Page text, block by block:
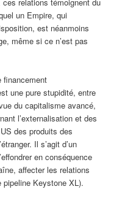
relations témoignent du
un Empire, qui
est néanmoins
même si ce n’est pas
financement
une pure stupidité, entre
du capitalisme avancé,
l’externalisation et des
des produits des
Il s’agit d’un
en conséquence
affecter les relations
Keystone XL).